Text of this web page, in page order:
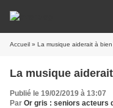
Accueil » La musique aiderait à bien
La musique
Publié le 19/02/2019 à 13:07
Par Or gris : seniors acteurs des